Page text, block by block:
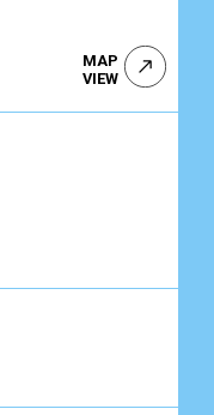
MAP
VIEW